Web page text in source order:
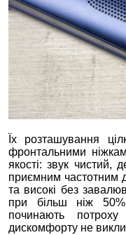
Їх розташування
фронтальними
якості: звук чистий,
приємним частотним
та високі без
при більш ніж
починають
дискомфорту не